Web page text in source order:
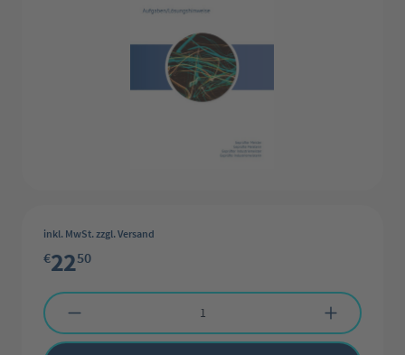
inkl. MwSt. zzgl. Versand
€2250
Produkt Anzahl: Gib den gewünschten Wert ein oder benutze die